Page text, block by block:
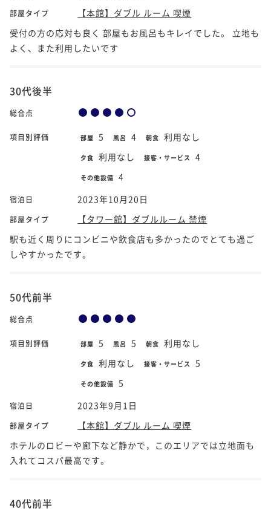
部屋タイプ
【本館】ダブル ルーム 喫煙
受付の方の応対も良く 部屋もお風呂もキレイでした。 立地も
よく、また利用したいです
30代後半
総合点
項目別評価 部屋 5 風呂 4 朝食 利用なし
夕食 利用なし 接客・サービス 4
その他設備 4
宿泊日 2023年10月20日
部屋タイプ
【タワー館】ダブルルーム 禁煙
駅も近く周りにコンビニや飲食店も多かったのでとても過ご
しやすかったです。
50代前半
総合点
項目別評価 部屋 5 風呂 5 朝食 利用なし
夕食 利用なし 接客・サービス 5
その他設備 5
宿泊日 2023年9月1日
部屋タイプ
【本館】ダブル ルーム 喫煙
ホテルのロビーや廊下など静かで，このエリアでは立地面も
入れてコスパ最高です。
40代前半